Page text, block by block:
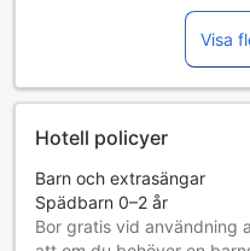
Mat och dryck som
otillgängliga under denna
information. (Detta
Visa
Hotell policyer
Barn och extrasängar
Spädbarn 0–2 år
Bor gratis vid användning